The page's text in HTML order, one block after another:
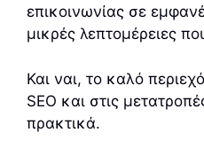
επικοινωνίας σε
μικρές λεπτομέρειες
Και ναι, το καλό
SEO και στις
πρακτικά.